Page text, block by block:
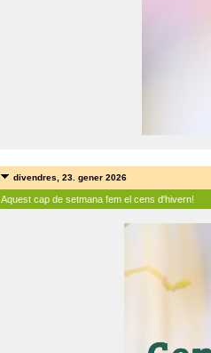
divendres, 23. gener 2026
Aquest cap de setmana fem el cens d'hivern!